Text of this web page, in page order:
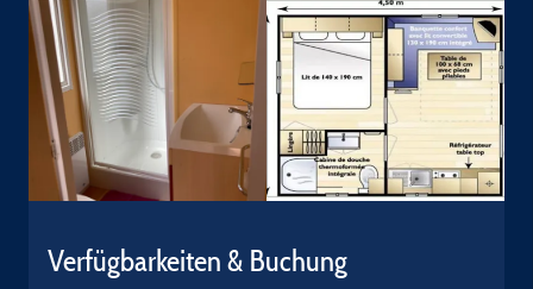
Verfügbarkeiten & Buchung